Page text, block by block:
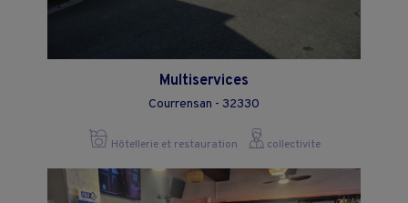
Multiservices
Courrensan - 32330
Hôtellerie et restauration collectivite